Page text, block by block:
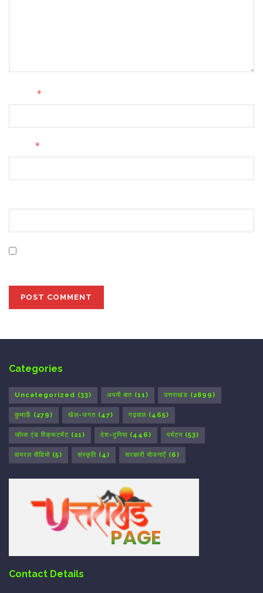
*
*
Categories
Uncategorized (33) अपनी बात (11) उत्तराखंड (2899)
कुमाऊँ (279) खेल-जगत (47) गढ़वाल (465)
जॉब्स एंड रिक्रूटमेंट (21) देश-दुनिया (446) पर्यटन (53)
वायरल वीडियो (5) संस्कृति (4) सरकारी योजनाएँ (6)
Contact Details